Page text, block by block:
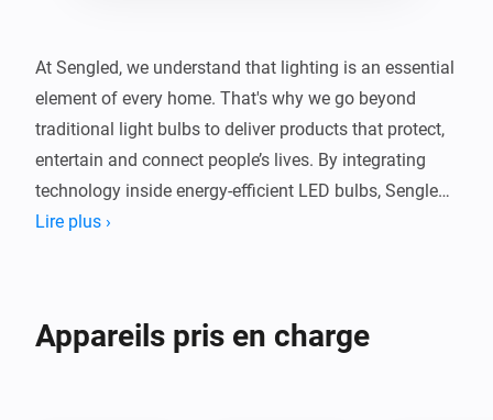
At Sengled, we understand that lighting is an essential
element of every home. That's why we go beyond
traditional light bulbs to deliver products that protect,
entertain and connect people’s lives. By integrating
technology inside energy-efficient LED bulbs, Sengled
provides consumers with app controlled, intuitive, eco-
You can now connect your Sengled light bulbs directly
Lire plus ›
Appareils pris en charge